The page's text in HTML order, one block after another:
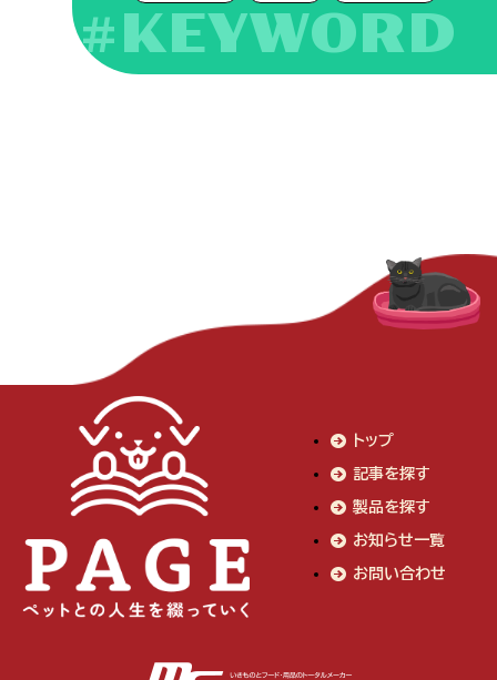
#KEYWORD
トップ
記事を探す
製品を探す
お知らせ一覧
お問い合わせ